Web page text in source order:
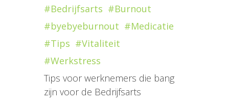
#Bedrijfsarts #Burnout
#byebyeburnout #Medicatie
#Tips #Vitaliteit
#Werkstress
Tips voor werknemers die bang
zijn voor de Bedrijfsarts